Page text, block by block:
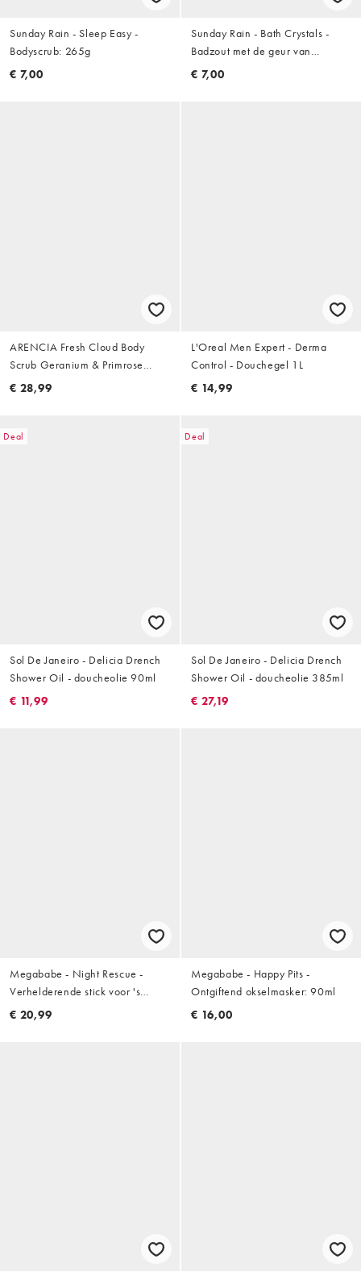
Sunday Rain - Sleep Easy -
Bodyscrub: 265g
€ 7,00
Sunday Rain - Bath Crystals -
Badzout met de geur van
acaibessen
€ 7,00
ARENCIA Fresh Cloud Body
Scrub Geranium & Primrose
260g
€ 28,99
L'Oreal Men Expert - Derma
Control - Douchegel 1L
€ 14,99
Deal
Sol De Janeiro - Delicia Drench
Shower Oil - doucheolie 90ml
€ 11,99
Deal
Sol De Janeiro - Delicia Drench
Shower Oil - doucheolie 385ml
€ 27,19
Megababe - Night Rescue -
Verhelderende stick voor 's
nachts
€ 20,99
Megababe - Happy Pits -
Ontgiftend okselmasker: 90ml
€ 16,00